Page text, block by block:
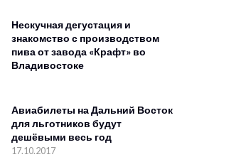
Нескучная дегустация и
знакомство с производством
пива от завода «Крафт» во
Владивостоке
Авиабилеты на Дальний Восток
для льготников будут
дешёвыми весь год
17.10.2017